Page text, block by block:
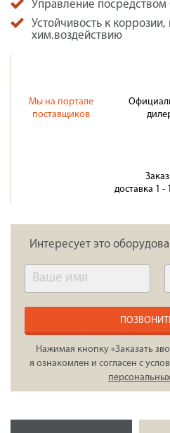
Управление посредством
Устойчивость к коррозии,
хим.воздействию
Мы на портале
поставщиков
Заказ
доставка 1 -
Интересует это
Нажимая кнопку «Заказать
я ознакомлен и согласен с